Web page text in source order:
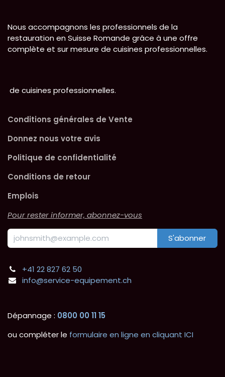
Nous accompagnons les professionnels de la
restauration en Suisse Romande grâce à une offre
complète et sur mesure de cuisines professionnelles.
de cuisines professionnelles.
Conditions générales de Vente
Donnez nous votre avis
Politique de confidentialité
Conditions de retour
Emplois
Pour rester informer, abonnez-vous
S'abonner
+41 22 827 62 50
info@service-equipement.ch
Dépannage : 0800 00 11 15
ou compléter le formulaire en ligne en cliquant ICI